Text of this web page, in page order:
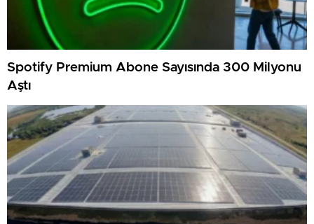
Spotify Premium Abone Sayısında 300 Milyonu
Aştı